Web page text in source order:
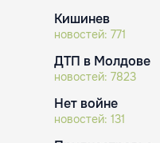
Кишинев
новостей: 771
ДТП в Молдове
новостей: 7823
Нет войне
новостей: 131